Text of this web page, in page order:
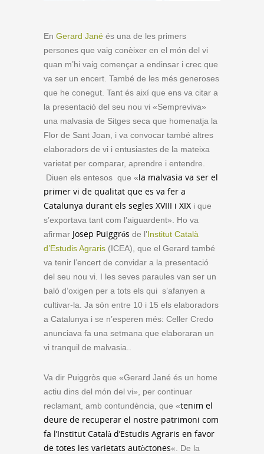
En Gerard Jané és una de les primers
persones que vaig conèixer en el món del vi
quan m’hi vaig començar a endinsar i crec que
va ser un encert. També de les més generoses
que he conegut. Tant és així que ens va citar a
la presentació del seu nou vi «Sempreviva»
una malvasia de Sitges seca que homenatja la
Flor de Sant Joan, i va convocar també altres
elaboradors de vi i entusiastes de la mateixa
varietat per comparar, aprendre i entendre.
Diuen els entesos que «la malvasia va ser el
primer vi de qualitat que es va fer a
Catalunya durant els segles XVIII i XIX i que
s’exportava tant com l’aiguardent». Ho va
afirmar Josep Puiggrós de l’Institut Català
d’Estudis Agraris (ICEA), que el Gerard també
va tenir l’encert de convidar a la presentació
del seu nou vi. I les seves paraules van ser un
baló d’oxigen per a tots els qui s’afanyen a
cultivar-la. Ja són entre 10 i 15 els elaboradors
a Catalunya i se n’esperen més: Celler Credo
anunciava fa una setmana que elaboraran un
vi tranquil de malvasia..
Va dir Puiggròs que «Gerard Jané és un home
actiu dins del món del vi», per continuar
reclamant, amb contundència, que «tenim el
deure de recuperar el nostre patrimoni com
fa l’Institut Català d’Estudis Agraris en favor
de totes les varietats autòctones«. De la